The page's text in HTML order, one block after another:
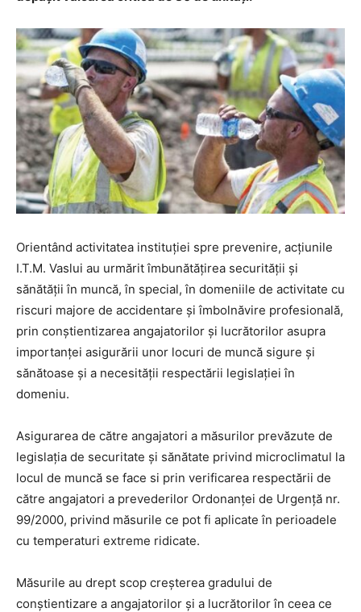
Orientând activitatea instituţiei spre prevenire, acţiunile
I.T.M. Vaslui au urmărit îmbunătăţirea securităţii şi
sănătăţii în muncă, în special, în domeniile de activitate cu
riscuri majore de accidentare şi îmbolnăvire profesională,
prin conştientizarea angajatorilor şi lucrătorilor asupra
importanţei asigurării unor locuri de muncă sigure şi
sănătoase şi a necesităţii respectării legislaţiei în
domeniu.
Asigurarea de către angajatori a măsurilor prevăzute de
legislaţia de securitate şi sănătate privind microclimatul la
locul de muncă se face si prin verificarea respectării de
către angajatori a prevederilor Ordonanţei de Urgenţă nr.
99/2000, privind măsurile ce pot fi aplicate în perioadele
cu temperaturi extreme ridicate.
Măsurile au drept scop creşterea gradului de
conştientizare a angajatorilor şi a lucrătorilor în ceea ce